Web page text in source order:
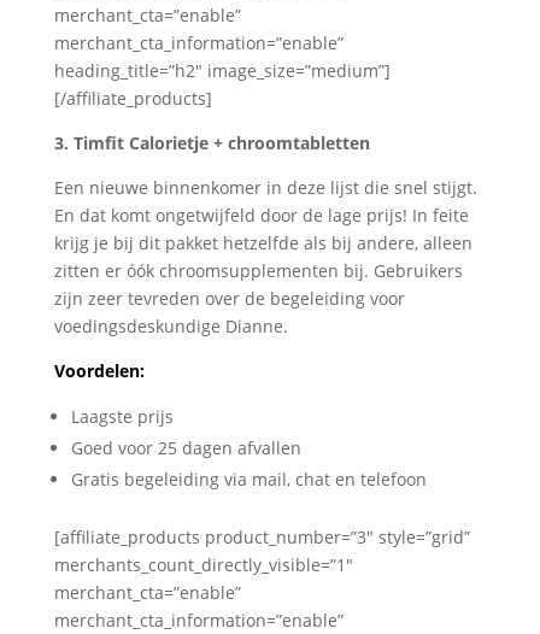
merchant_cta=”enable”
merchant_cta_information=”enable”
heading_title=”h2″ image_size=”medium”]
[/affiliate_products]
3. Timfit Calorietje + chroomtabletten
Een nieuwe binnenkomer in deze lijst die snel stijgt.
En dat komt ongetwijfeld door de lage prijs! In feite
krijg je bij dit pakket hetzelfde als bij andere, alleen
zitten er óók chroomsupplementen bij. Gebruikers
zijn zeer tevreden over de begeleiding voor
voedingsdeskundige Dianne.
Voordelen:
Laagste prijs
Goed voor 25 dagen afvallen
Gratis begeleiding via mail, chat en telefoon
[affiliate_products product_number=”3″ style=”grid”
merchants_count_directly_visible=”1″
merchant_cta=”enable”
merchant_cta_information=”enable”